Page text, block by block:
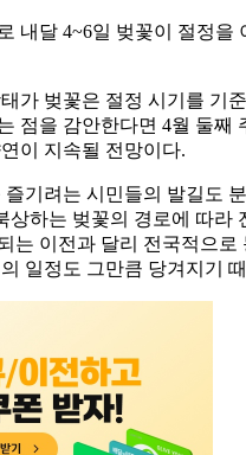
내달 4~6일 벚꽃이 절정을
가 벚꽃은 절정 시기를 기
점을 감안한다면 4월 둘째
이 지속될 전망이다.
기려는 시민들의 발길도
상하는 벚꽃의 경로에 따라
는 이전과 달리 전국적으로
일정도 그만큼 당겨지기